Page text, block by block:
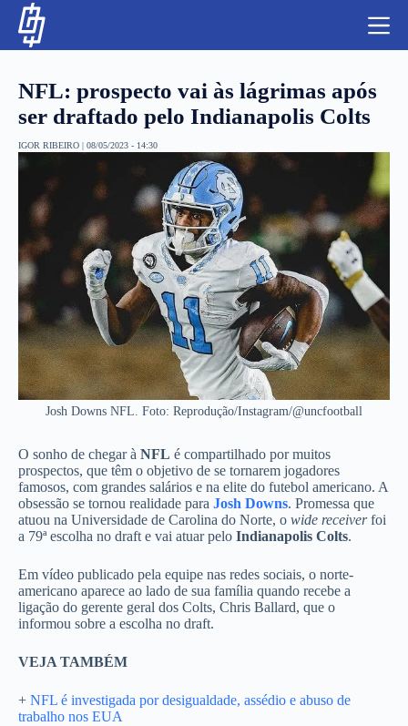
NBA
LUTAS E MMA
NFL
MLS
APOSTAS LEGAL
NFL: prospecto vai às lágrimas após
ser draftado pelo Indianapolis Colts
IGOR RIBEIRO | 08/05/2023 - 14:30
Josh Downs NFL. Foto: Reprodução/Instagram/@uncfootball
O sonho de chegar à NFL é compartilhado por muitos
prospectos, que têm o objetivo de se tornarem jogadores
famosos, com grandes salários e na elite do futebol americano. A
obsessão se tornou realidade para Josh Downs. Promessa que
atuou na Universidade de Carolina do Norte, o wide receiverfoi
a 79ª escolha no draft e vai atuar pelo Indianapolis Colts.
Em vídeo publicado pela equipe nas redes sociais, o norte-
americano aparece ao lado de sua família quando recebe a
ligação do gerente geral dos Colts, Chris Ballard, que o
informou sobre a escolha no draft.
VEJA TAMBÉM
+ NFL é investigada por desigualdade, assédio e abuso de
trabalho nos EUA